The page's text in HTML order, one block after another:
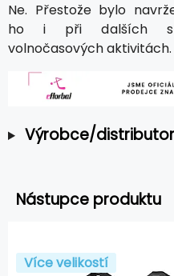
Ne. Přestože bylo
ho i při dalších
volnočasových aktivitách.
Výrobce/distributor
Nástupce produktu
Více velikostí